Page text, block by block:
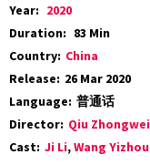
Year: 2020
Duration: 83 Min
Country: China
Release: 26 Mar 2020
Language: 普通话
Director: Qiu Zhongwei
Cast: Ji Li,Wang Yizhou